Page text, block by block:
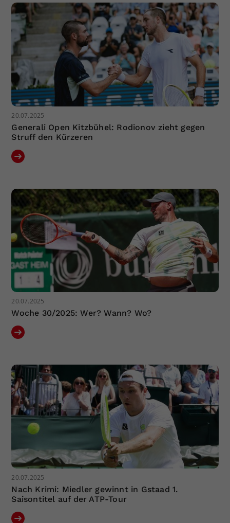
20.07.2025
Generali Open Kitzbühel: Rodionov zieht gegen
Struff den Kürzeren
20.07.2025
Woche 30/2025: Wer? Wann? Wo?
20.07.2025
Nach Krimi: Miedler gewinnt in Gstaad 1.
Saisontitel auf der ATP-Tour